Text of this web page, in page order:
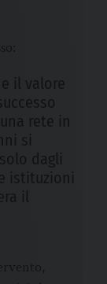
il valore
rete in
dagli
istituzioni